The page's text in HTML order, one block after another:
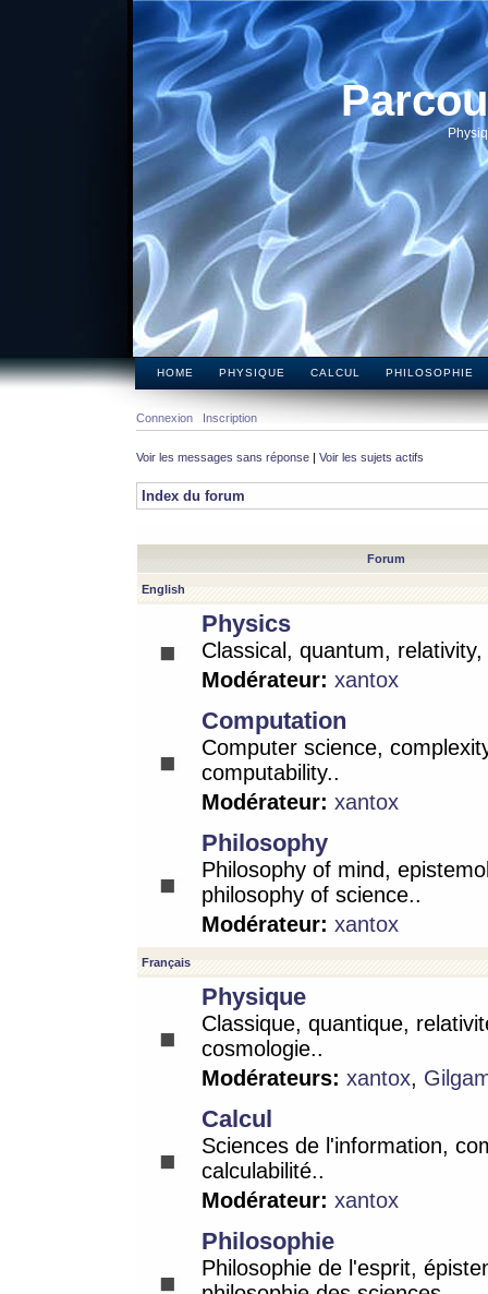
HOME PHYSIQUE CALCUL PHILOSOPHIE
Connexion Inscription
Voir les messages sans réponse | Voir les sujets actifs
Index du forum
Forum
English
Physics
Classical, quantum,
Modérateur: xantox
Computation
Computer science,
computability..
Modérateur: xantox
Philosophy
Philosophy of mind,
philosophy of science..
Modérateur: xantox
Français
Physique
Classique, quantique,
cosmologie..
Modérateurs: xantox,
Calcul
Sciences de l'information,
calculabilité..
Modérateur: xantox
Philosophie
Philosophie de l'esprit,